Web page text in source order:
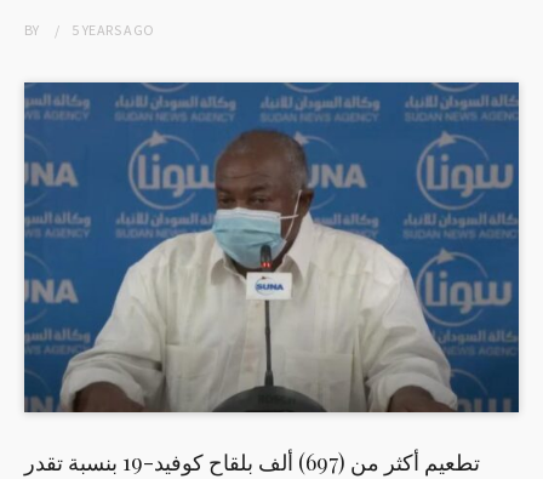
BY 5 YEARSAGO
تطعيم أكثر من (697) ألف بلقاح كوفيد-19 بنسبة تقدر